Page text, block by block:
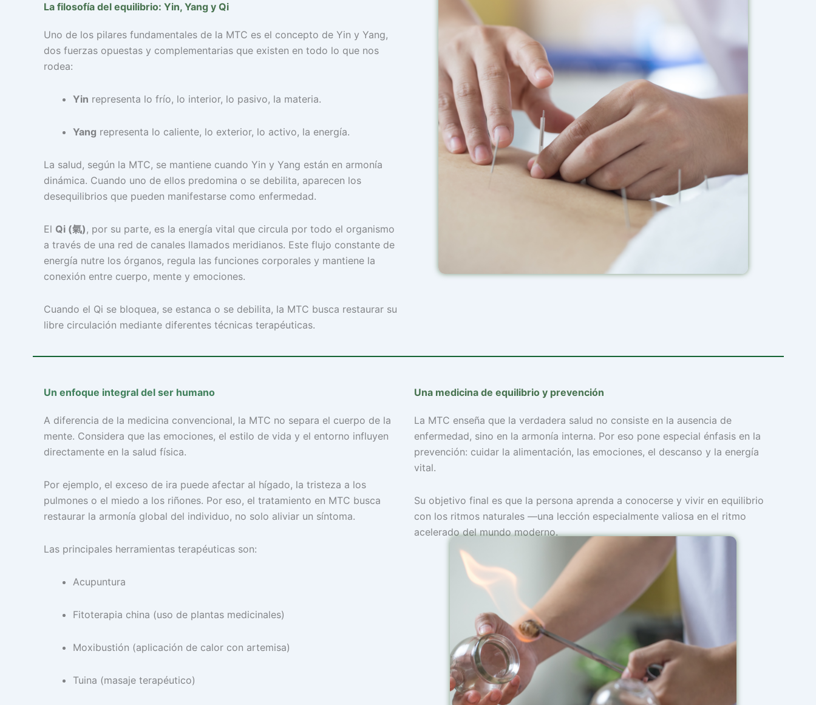
La filosofía del equilibrio: Yin, Yang y Qi
Uno de los pilares fundamentales de la MTC es el concepto de Yin y Yang,
dos fuerzas opuestas y complementarias que existen en todo lo que nos
rodea:
Yin representa lo frío, lo interior, lo pasivo, la materia.
Yang representa lo caliente, lo exterior, lo activo, la energía.
La salud, según la MTC, se mantiene cuando Yin y Yang están en armonía
dinámica. Cuando uno de ellos predomina o se debilita, aparecen los
desequilibrios que pueden manifestarse como enfermedad.
El Qi (氣), por su parte, es la energía vital que circula por todo el organismo
a través de una red de canales llamados meridianos. Este flujo constante de
energía nutre los órganos, regula las funciones corporales y mantiene la
conexión entre cuerpo, mente y emociones.
Cuando el Qi se bloquea, se estanca o se debilita, la MTC busca restaurar su
libre circulación mediante diferentes técnicas terapéuticas.
Una medicina de equilibrio y prevención
La MTC enseña que la verdadera salud no consiste en la ausencia de
enfermedad, sino en la armonía interna. Por eso pone especial énfasis en la
prevención: cuidar la alimentación, las emociones, el descanso y la energía
vital.
Su objetivo final es que la persona aprenda a conocerse y vivir en equilibrio
con los ritmos naturales —una lección especialmente valiosa en el ritmo
acelerado del mundo moderno.
Un enfoque integral del ser humano
A diferencia de la medicina convencional, la MTC no separa el cuerpo de la
mente. Considera que las emociones, el estilo de vida y el entorno influyen
directamente en la salud física.
Por ejemplo, el exceso de ira puede afectar al hígado, la tristeza a los
pulmones o el miedo a los riñones. Por eso, el tratamiento en MTC busca
restaurar la armonía global del individuo, no solo aliviar un síntoma.
Las principales herramientas terapéuticas son:
Acupuntura
Fitoterapia china (uso de plantas medicinales)
Moxibustión (aplicación de calor con artemisa)
Tuina (masaje terapéutico)